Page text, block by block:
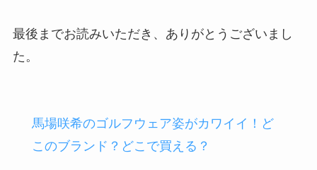
最後までお読みいただき、ありがとうございまし
た。
馬場咲希のゴルフウェア姿がカワイイ！ど
このブランド？どこで買える？